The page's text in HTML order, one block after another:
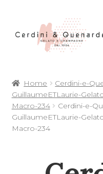
Home
Cerdini-e-
GuillaumeETLaurie-
Macro-234
Cerdini-e-
GuillaumeETLaurie-
Macro-234